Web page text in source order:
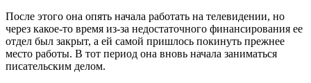
После этого она опять начала работать на телевидении, но
через какое-то время из-за недостаточного финансирования ее
отдел был закрыт, а ей самой пришлось покинуть прежнее
место работы. В тот период она вновь начала заниматься
писательским делом.